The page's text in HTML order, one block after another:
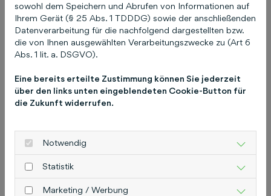
Ich habe meine
Zugangsdaten (E-Mail
und / oder Passwort) zu
COCO vergessen!
17. April 2025
sowohl dem Speichern und Abrufen von Informationen auf
Ihrem Gerät (§ 25 Abs. 1 TDDDG) sowie der anschließenden
Datenverarbeitung für die nachfolgend dargestellten bzw.
die von Ihnen ausgewählten Verarbeitungszwecke zu (Art 6
Abs. 1 lit. a. DSGVO).
Eine bereits erteilte Zustimmung können Sie jederzeit
über den links unten eingeblendeten Cookie-Button für
die Zukunft widerrufen.
Notwendig
Statistik
Marketing / Werbung